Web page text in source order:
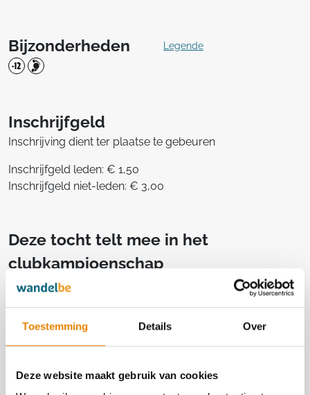
Toestemming Details Over
Deze website maakt gebruik van cookies
Bijzonderheden Legende
Inschrijfgeld
Inschrijving dient ter plaatse te gebeuren
Inschrijfgeld leden: € 1,50
Inschrijfgeld niet-leden: € 3,00
Deze tocht telt mee in het
clubkampioenschap
Aantal punten: 1
De Wilde Brouwers